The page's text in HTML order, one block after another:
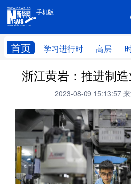
手机版
首页 学习进行时 高层
手机版
网站地图
学习进行时 高层
财经
台湾 思客智库
科技 科创
文化 书画
访谈 视频
浙江黄岩：推进制
2023-08-09 15:13:57